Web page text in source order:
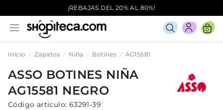
¡REBAJAS DEL 20% AL 80%!
0
Inicio Zapatos Niña Botines AG15581
ASSO BOTINES NIÑA
AG15581 NEGRO
Código artículo: 63291-39